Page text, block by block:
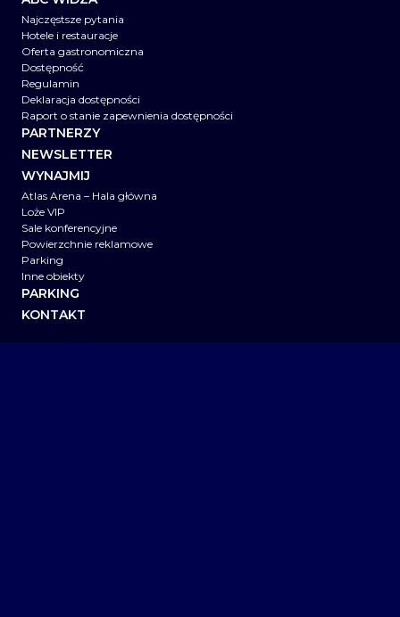
Najczęstsze pytania
Hotele i restauracje
Oferta gastronomiczna
Dostępność
Regulamin
Deklaracja dostępności
Raport o stanie zapewnienia dostępności
PARTNERZY
NEWSLETTER
WYNAJMIJ
Atlas Arena – Hala główna
Loże VIP
Sale konferencyjne
Powierzchnie reklamowe
Parking
Inne obiekty
PARKING
KONTAKT